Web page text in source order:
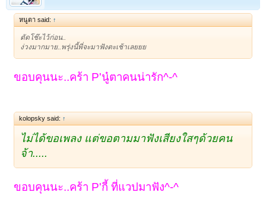
หนูตา said: ↑
ตัดโช๊ะไว้ก่อน..
ง่วงมากมาย..พรุ่งนี้พี่จะมาฟังตะเช้าเลยยย
ขอบคุนนะ..คร้า P'นู๋ตาคนน่ารัก^-^
kolopsky said: ↑
ไม่ได้ขอเพลง แต่ขอตามมาฟังเสียงใสๆด้วยคน
จ้า.....
ขอบคุนนะ..คร้า P'กี้ ที่แวปมาฟัง^-^